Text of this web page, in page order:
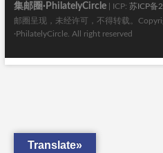
集邮圈·PhilatelyCircle| ICP: 苏ICP备
邮圈呈现，未经许可，不得转载。
·PhilatelyCircle. All right reserved
Translate»